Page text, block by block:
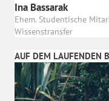
Ina Bassarak
Ehem. Studentische
Wissenstransfer
AUF DEM LAUFENDEN